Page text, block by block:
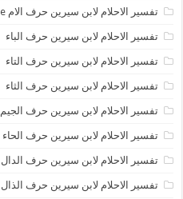
تفسير الاحلام لابن سيرين حرف الام tafsir ahlam en arabe
تفسير الاحلام لابن سيرين حرف الباء
تفسير الاحلام لابن سيرين حرف التاء
تفسير الاحلام لابن سيرين حرف الثاء
تفسير الاحلام لابن سيرين حرف الجيم
تفسير الاحلام لابن سيرين حرف الحاء
تفسير الاحلام لابن سيرين حرف الدال
تفسير الاحلام لابن سيرين حرف الذال